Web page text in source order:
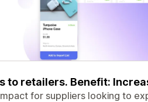
to retailers. Benefit:
for suppliers looking to